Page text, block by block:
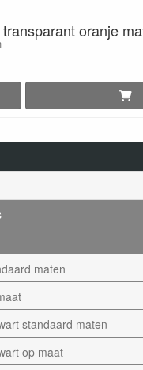
maten
standaard maten
op maat
oranje